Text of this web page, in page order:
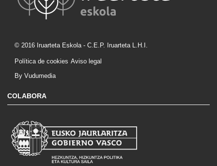
© 2016 Iruarteta Eskola - C.E.P. Iruarteta L.H.I.
Política de cookies Aviso legal
By Vudumedia
COLABORA